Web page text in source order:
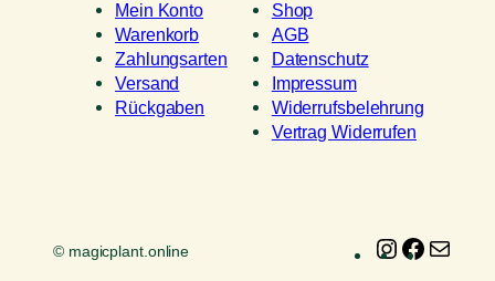
Mein Konto
Warenkorb
Zahlungsarten
Versand
Rückgaben
Shop
AGB
Datenschutz
Impressum
Widerrufsbelehrung
Vertrag Widerrufen
© magicplant.online Instagram